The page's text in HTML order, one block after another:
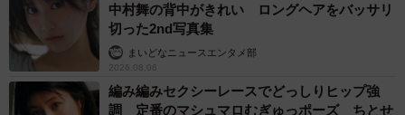
中村舞の背中がきれい ロングヘアをバッサリ
切った2nd写真集
まいどなニュースエンタメ部
2026.08.06
編み編みセクシーレースでどっしりヒップ強
調 定番のマシュマロむぎゅっポーズ ちとせ